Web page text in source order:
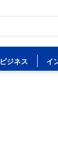
ビジネス イ